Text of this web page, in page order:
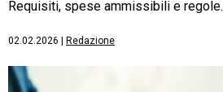
Requisiti, spese ammissibili e regole.
02.02.2026 Redazione